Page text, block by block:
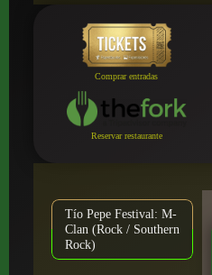
Comprar entradas
Reservar restaurante
Tío Pepe Festival: M-
Clan (Rock / Southern
Rock)